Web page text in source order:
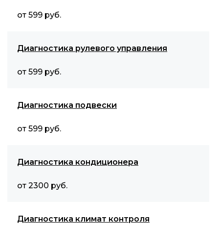
от 599 руб.
Диагностика рулевого управления
от 599 руб.
Диагностика подвески
от 599 руб.
Диагностика кондиционера
от 2300 руб.
Диагностика климат контроля